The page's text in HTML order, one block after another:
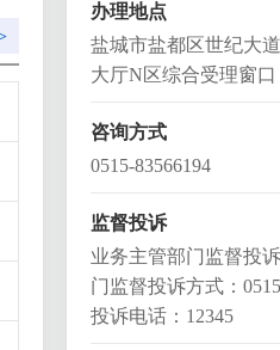
办理地点
盐城市盐都区世纪大
大厅N区综合受理窗口
咨询方式
0515-83566194
监督投诉
业务主管部门监督投
门监督投诉方式：
投诉电话：12345